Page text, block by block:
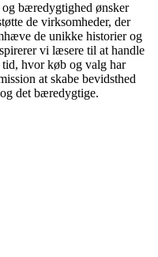
bæredygtighed ønsker
de virksomheder, der
de unikke historier og
vi læsere til at handle
tid, hvor køb og valg har
at skabe bevidsthed
det bæredygtige.